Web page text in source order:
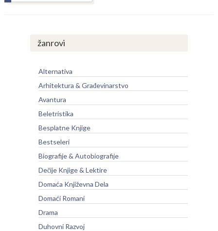
žanrovi
Alternativa
Arhitektura & Građevinarstvo
Avantura
Beletristika
Besplatne Knjige
Bestseleri
Biografije & Autobiografije
Dečije Knjige & Lektire
Domaća Književna Dela
Domaći Romani
Drama
Duhovni Razvoj